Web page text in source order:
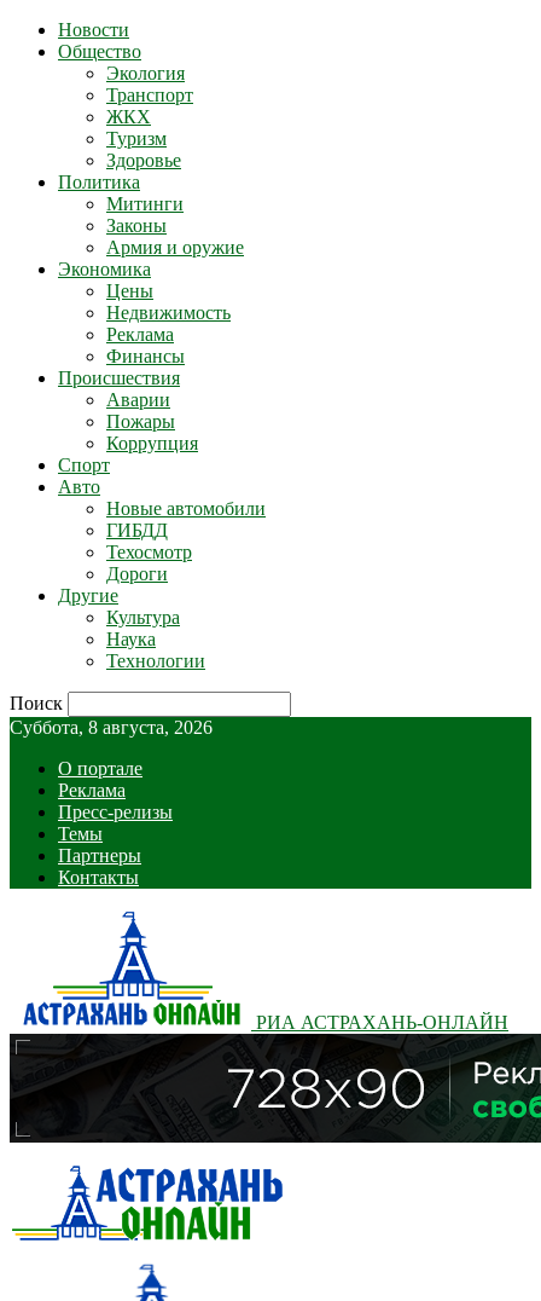
Новости
Общество
Экология
Транспорт
ЖКХ
Туризм
Здоровье
Политика
Митинги
Законы
Армия и оружие
Экономика
Цены
Недвижимость
Реклама
Финансы
Происшествия
Аварии
Пожары
Коррупция
Спорт
Авто
Новые автомобили
ГИБДД
Техосмотр
Дороги
Другие
Культура
Наука
Технологии
Поиск
Суббота, 8 августа, 2026
О портале
Реклама
Пресс-релизы
Темы
Партнеры
Контакты
РИА АСТРАХАНЬ-ОНЛАЙН